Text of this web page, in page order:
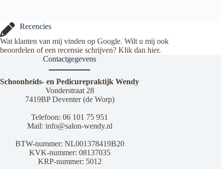
Recencies
Wat klanten van mij vinden op Google. Wilt u mij ook
beoordelen of een recensie schrijven? Klik dan hier.
Contactgegevens
Schoonheids- en Pedicurepraktijk Wendy
Vonderstraat 28
7419BP Deventer (de Worp)
Telefoon: 06 101 75 951
Mail: info@salon-wendy.nl
BTW-nummer: NL001378419B20
KVK-nummer: 08137035
KRP-nummer: 5012